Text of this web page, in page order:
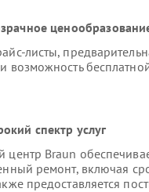
листы,
возможность
спектр услуг
центр Braun
ремонт, включая
предоставляется